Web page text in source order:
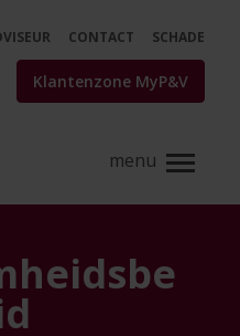
|
CONTACT SCHADE
Klantenzone MyP&V